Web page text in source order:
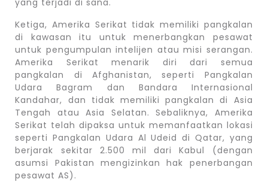
Ketiga, Amerika Serikat tidak memiliki pangkalan
di kawasan itu untuk menerbangkan pesawat
untuk pengumpulan intelijen atau misi serangan.
Amerika Serikat menarik diri dari semua
pangkalan di Afghanistan, seperti Pangkalan
Udara Bagram dan Bandara Internasional
Kandahar, dan tidak memiliki pangkalan di Asia
Tengah atau Asia Selatan. Sebaliknya, Amerika
Serikat telah dipaksa untuk memanfaatkan lokasi
seperti Pangkalan Udara Al Udeid di Qatar, yang
berjarak sekitar 2.500 mil dari Kabul (dengan
asumsi Pakistan mengizinkan hak penerbangan
pesawat AS).